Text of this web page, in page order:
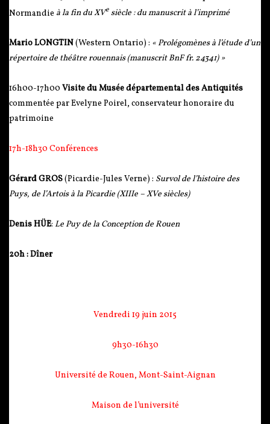
Normandie à la fin du XVesiècle : du manuscrit à l’imprimé
Mario LONGTIN(Western Ontario) : « Prolégomènes à l’étude d’un
répertoire de théâtre rouennais (manuscrit BnF fr. 24341) »
16h00-17h00 Visite du Musée départemental des Antiquités
commentée par Evelyne Poirel, conservateur honoraire du
patrimoine
17h-18h30 Conférences
Gérard GROS(Picardie-Jules Verne) : Survol de l’histoire des
Puys, de l’Artois à la Picardie (XIIIe – XVe siècles)
Denis HÜE: Le Puy de la Conception de Rouen
20h : Dîner
Vendredi 19 juin 2015
9h30-16h30
Université de Rouen, Mont-Saint-Aignan
Maison de l’université